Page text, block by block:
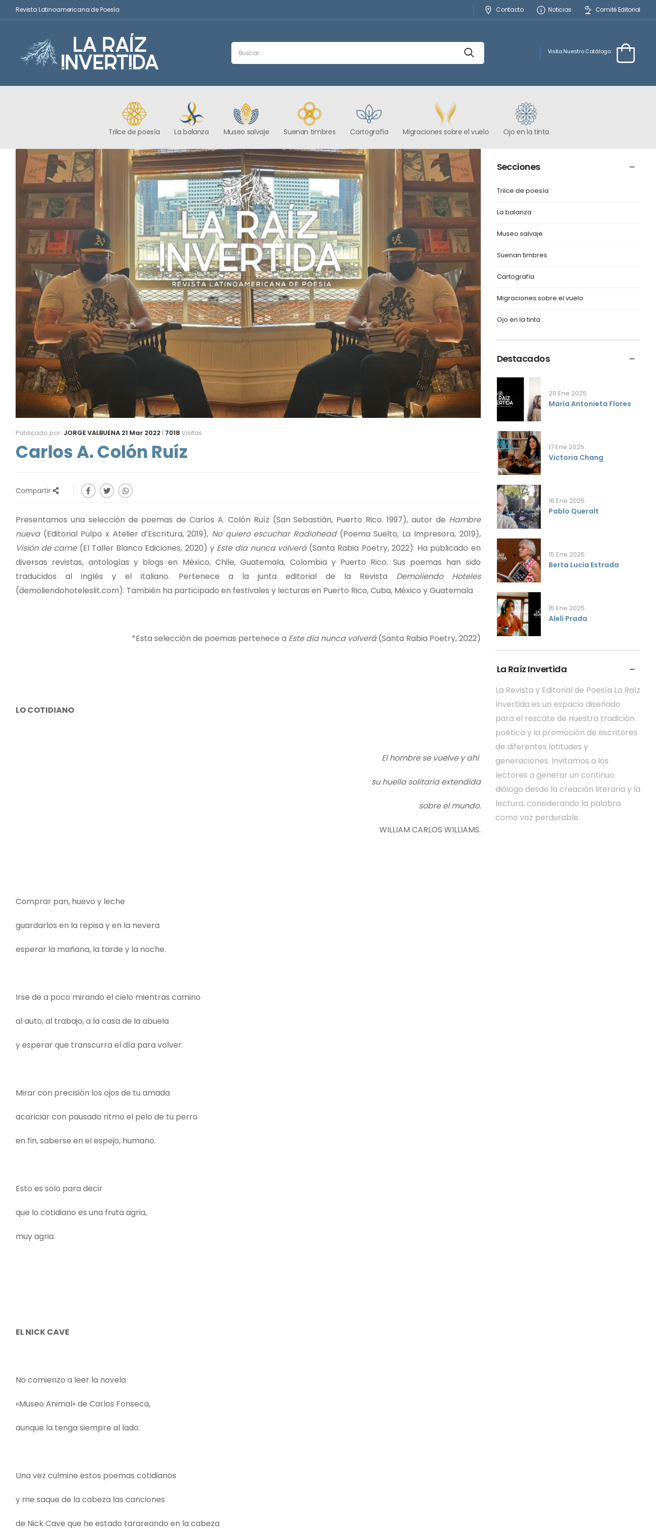
Revista Latinoamericana de Poesía Contacto Noticias Comité Editorial
Visita Nuestro Catálogo:
Trilce de poesía La balanza Museo salvaje Suenan timbres Cartografía Migraciones sobre el vuelo Ojo en la tinta
Publicado por: JORGE VALBUENA 21 Mar 2022 | 7018 Visitas
Carlos A. Colón Ruíz
Compartir
Presentamos una selecciòn de poemas de Carlos A. Colón Ruíz (San Sebastián, Puerto Rico. 1997), autor de Hambre
nueva(Editorial Pulpo x Atelier d’Escritura, 2019), No quiero escuchar Radiohead(Poema Suelto, La Impresora, 2019),
Visión de carne(El Taller Blanco Ediciones, 2020) y Este dia nunca volverá(Santa Rabia Poetry, 2022). Ha publicado en
diversas revistas, antologías y blogs en México, Chile, Guatemala, Colombia y Puerto Rico. Sus poemas han sido
traducidos al inglés y el italiano. Pertenece a la junta editorial de la Revista Demoliendo Hoteles
(demoliendohoteleslit.com). También ha participado en festivales y lecturas en Puerto Rico, Cuba, México y Guatemala
*Esta selección de poemas pertenece a Este día nunca volverá(Santa Rabia Poetry, 2022)
LO COTIDIANO
El hombre se vuelve y ahí
su huella solitaria extendida
sobre el mundo.
WILLIAM CARLOS WILLIAMS.
Comprar pan, huevo y leche
guardarlos en la repisa y en la nevera
esperar la mañana, la tarde y la noche.
Irse de a poco mirando el cielo mientras camino
al auto, al trabajo, a la casa de la abuela
y esperar que transcurra el día para volver.
Mirar con precisión los ojos de tu amada
acariciar con pausado ritmo el pelo de tu perro
en fin, saberse en el espejo, humano.
Esto es solo para decir
que lo cotidiano es una fruta agria,
muy agria.
EL NICK CAVE
No comienzo a leer la novela
«Museo Animal» de Carlos Fonseca,
aunque la tenga siempre al lado.
Una vez culmine estos poemas cotidianos
y me saque de la cabeza las canciones
de Nick Cave que he estado tarareando en la cabeza
Secciones
Trilce de poesía
La balanza
Museo salvaje
Suenan timbres
Cartografía
Migraciones sobre el vuelo
Ojo en la tinta
Destacados
20 Ene 2025
María Antonieta Flores
17 Ene 2025
Victoria Chang
16 Ene 2025
Pablo Queralt
15 Ene 2025
Berta Lucía Estrada
15 Ene 2025
Alelí Prada
La Raíz Invertida
La Revista y Editorial de Poesía La Raíz
Invertida es un espacio diseñado
para el rescate de nuestra tradición
poética y la promoción de escritores
de diferentes latitudes y
generaciones. Invitamos a los
lectores a generar un continuo
diálogo desde la creación literaria y la
lectura, considerando la palabra
como voz perdurable.